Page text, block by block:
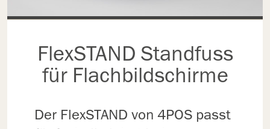
FlexSTAND Standfuss
für Flachbildschirme
Der FlexSTAND von 4POS passt